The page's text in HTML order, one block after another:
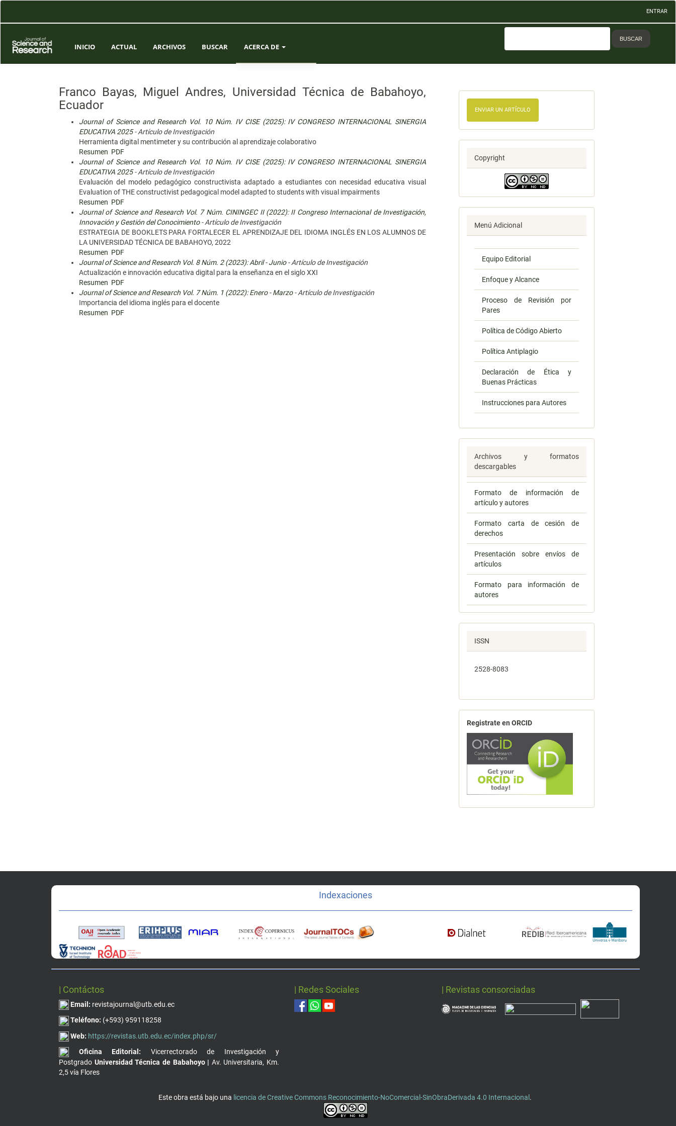
Contenido
Barra
lateral
ENTRAR
INICIO ACTUAL ARCHIVOS BUSCAR ACERCA DE
EQUIPO EDITORIAL
CONTACTO
BUSCAR
Franco Bayas, Miguel Andres, Universidad Técnica de Babahoyo,
Ecuador
Journal of Science and Research Vol. 10 Núm. IV CISE (2025): IV CONGRESO INTERNACIONAL SINERGIA
EDUCATIVA 2025- Artículo de Investigación
Herramienta digital mentimeter y su contribución al aprendizaje colaborativo
Resumen PDF
Journal of Science and Research Vol. 10 Núm. IV CISE (2025): IV CONGRESO INTERNACIONAL SINERGIA
EDUCATIVA 2025- Artículo de Investigación
Evaluación del modelo pedagógico constructivista adaptado a estudiantes con necesidad educativa visual
Evaluation of THE constructivist pedagogical model adapted to students with visual impairments
Resumen PDF
Journal of Science and Research Vol. 7 Núm. CININGEC II (2022): II Congreso Internacional de Investigación,
Innovación y Gestión del Conocimiento- Artículo de Investigación
ESTRATEGIA DE BOOKLETS PARA FORTALECER EL APRENDIZAJE DEL IDIOMA INGLÉS EN LOS ALUMNOS DE
LA UNIVERSIDAD TÉCNICA DE BABAHOYO, 2022
Resumen PDF
Journal of Science and Research Vol. 8 Núm. 2 (2023): Abril - Junio- Artículo de Investigación
Actualización e innovación educativa digital para la enseñanza en el siglo XXI
Resumen PDF
Journal of Science and Research Vol. 7 Núm. 1 (2022): Enero - Marzo- Artículo de Investigación
Importancia del idioma inglés para el docente
Resumen PDF
ENVIAR UN ARTÍCULO
Copyright
Menú Adicional
Equipo Editorial
Enfoque y Alcance
Proceso de Revisión por
Pares
Política de Código Abierto
Política Antiplagio
Declaración de Ética y
Buenas Prácticas
Instrucciones para Autores
Archivos y formatos
descargables
Formato de información de
artículo y autores
Formato carta de cesión de
derechos
Presentación sobre envíos de
artículos
Formato para información de
autores
ISSN
2528-8083
Registrate en ORCID
Indexaciones
| Contáctos
Email: revistajournal@utb.edu.ec
Teléfono: (+593) 959118258
Web: https://revistas.utb.edu.ec/index.php/sr/
Oficina Editorial: Vicerrectorado de Investigación y
Postgrado Universidad Técnica de Babahoyo | Av. Universitaria, Km.
2,5 vía Flores
| Redes Sociales | Revistas consorciadas
Este obra está bajo una licencia de Creative Commons Reconocimiento-NoComercial-SinObraDerivada 4.0 Internacional .